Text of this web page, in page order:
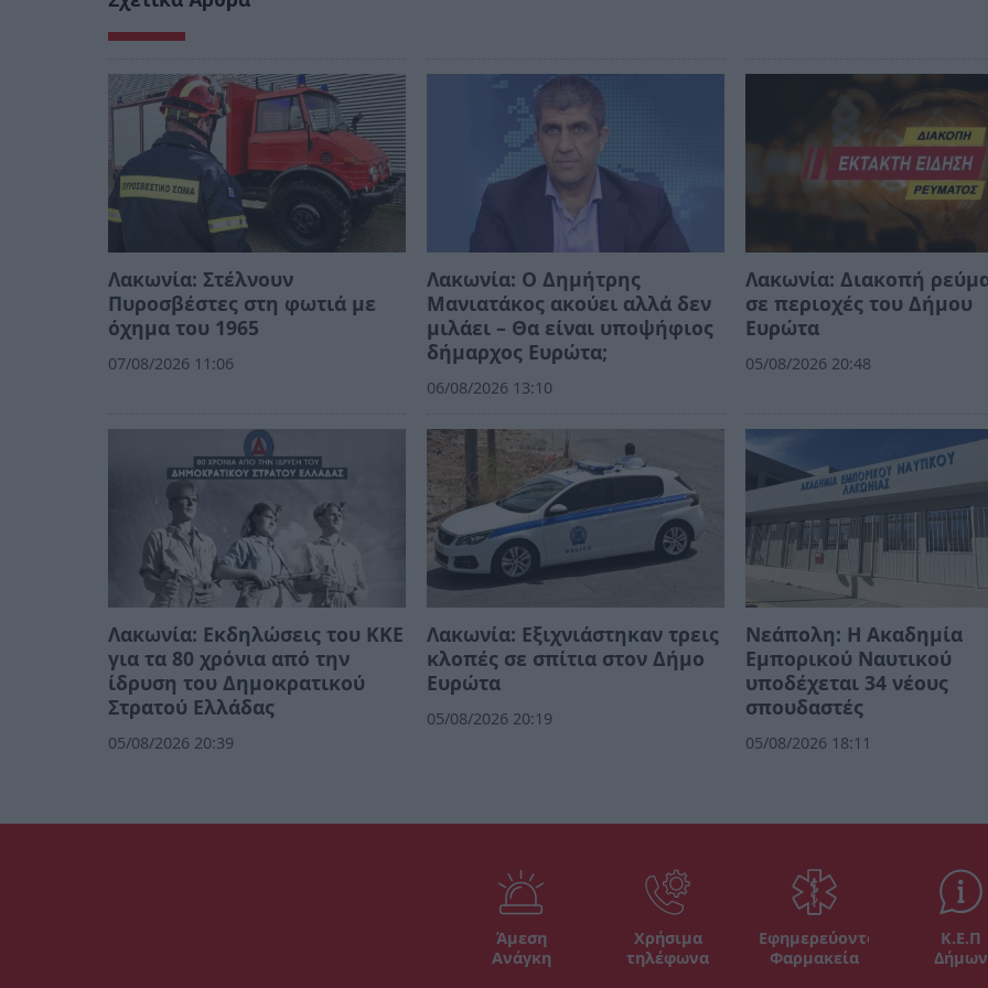
Λακωνία: Στέλνουν
Πυροσβέστες στη φωτιά με
όχημα του 1965
07/08/2026 11:06
Λακωνία: Ο Δημήτρης
Μανιατάκος ακούει αλλά δεν
μιλάει – Θα είναι υποψήφιος
δήμαρχος Ευρώτα;
06/08/2026 13:10
Λακωνία: Διακοπή
σε περιοχές του Δήμου
Ευρώτα
05/08/2026 20:48
Λακωνία: Εκδηλώσεις του ΚΚΕ
για τα 80 χρόνια από την
ίδρυση του Δημοκρατικού
Στρατού Ελλάδας
05/08/2026 20:39
Λακωνία: Εξιχνιάστηκαν τρεις
κλοπές σε σπίτια στον Δήμο
Ευρώτα
05/08/2026 20:19
Νεάπολη: Η Ακαδημία
Εμπορικού Ναυτικού
υποδέχεται 34 νέους
σπουδαστές
05/08/2026 18:11
Άμεση
Ανάγκη
Χρήσιμα
τηλέφωνα
Εφημερεύοντα
Φαρμακεία
Κ.Ε.Π
Δήμων